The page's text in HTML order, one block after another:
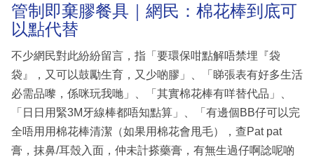
管制即棄膠餐具｜網民：棉花棒到底可
以點代替
不少網民對此紛紛留言，指「要環保咁點解唔禁埋『袋
袋』，又可以鼓勵生育，又少啲膠」、「睇張表有好多生活
必需品嚟，係咪玩我哋」、「其實棉花棒有咩替代品」、
「日日用緊3M牙線棒都唔知點算」、「有邊個BB仔可以完
全唔用用棉花棒清潔（如果用棉花會甩毛），查Pat pat
膏，抹鼻/耳殼入面，仲未計搽藥膏，有無生過仔啊諗呢啲